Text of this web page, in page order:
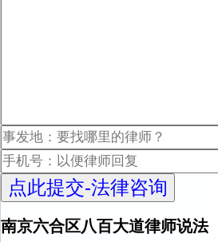
南京六合区八百大道律师说法